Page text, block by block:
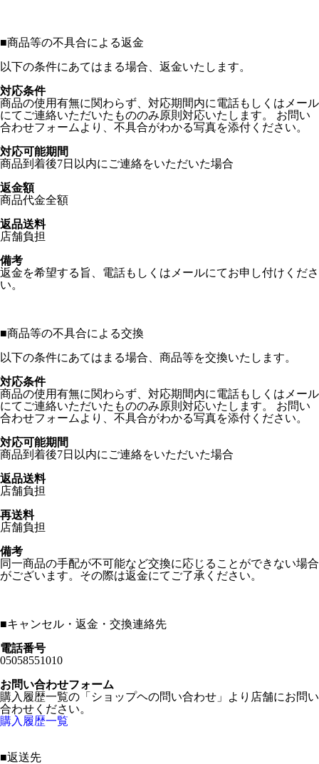
■商品等の不具合による返金
以下の条件にあてはまる場合、返金いたします。
対応条件
商品の使用有無に関わらず、対応期間内に電話もしくはメール
にてご連絡いただいたもののみ原則対応いたします。 お問い
合わせフォームより、不具合がわかる写真を添付ください。
対応可能期間
商品到着後7日以内にご連絡をいただいた場合
返金額
商品代金全額
返品送料
店舗負担
備考
返金を希望する旨、電話もしくはメールにてお申し付けくださ
い。
■商品等の不具合による交換
以下の条件にあてはまる場合、商品等を交換いたします。
対応条件
商品の使用有無に関わらず、対応期間内に電話もしくはメール
にてご連絡いただいたもののみ原則対応いたします。 お問い
合わせフォームより、不具合がわかる写真を添付ください。
対応可能期間
商品到着後7日以内にご連絡をいただいた場合
返品送料
店舗負担
再送料
店舗負担
備考
同一商品の手配が不可能など交換に応じることができない場合
がございます。その際は返金にてご了承ください。
■キャンセル・返金・交換連絡先
電話番号
05058551010
お問い合わせフォーム
購入履歴一覧の「ショップヘの問い合わせ」より店舗にお問い
合わせください。
購入履歴一覧
■返送先